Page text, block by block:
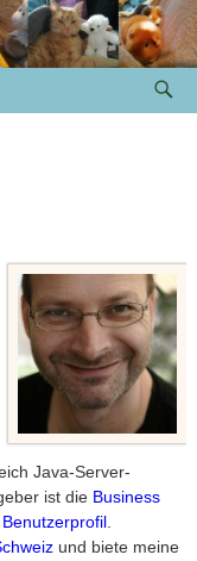
Java-Server-
ist die Business
.
und biete meine